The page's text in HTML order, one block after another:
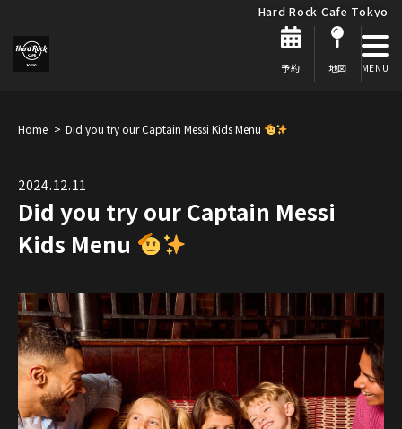
Hard Rock Cafe Tokyo
予約 地図
Home Did you try our Captain Messi Kids Menu
2024.12.11
Did you try our Captain Messi
Kids Menu